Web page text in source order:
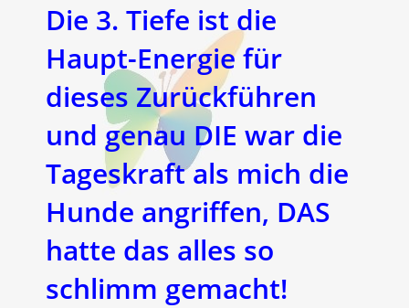
Die 3. Tiefe ist die
Haupt-Energie für
dieses Zurückführen
und genau DIE war die
Tageskraft als mich die
Hunde angriffen, DAS
hatte das alles so
schlimm gemacht!